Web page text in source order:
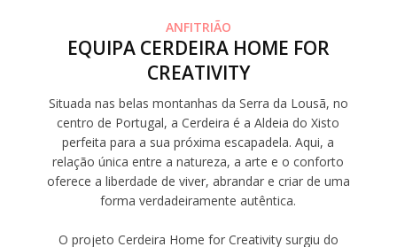
ANFITRIÃO
EQUIPA CERDEIRA HOME FOR
CREATIVITY
Situada nas belas montanhas da Serra da Lousã, no
centro de Portugal, a Cerdeira é a Aldeia do Xisto
perfeita para a sua próxima escapadela. Aqui, a
relação única entre a natureza, a arte e o conforto
oferece a liberdade de viver, abrandar e criar de uma
forma verdadeiramente autêntica.
O projeto Cerdeira Home for Creativity surgiu do